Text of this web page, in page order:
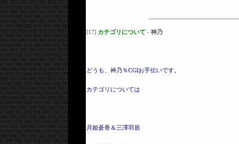
[17] カテゴリについて -神乃
どうも、神乃％CGIお手伝いです。
カテゴリについては
月姫蒼香＆三澤羽居